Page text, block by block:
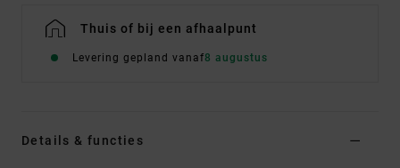
Thuis of bij een afhaalpunt
Levering gepland vanaf8 augustus
Details & functies